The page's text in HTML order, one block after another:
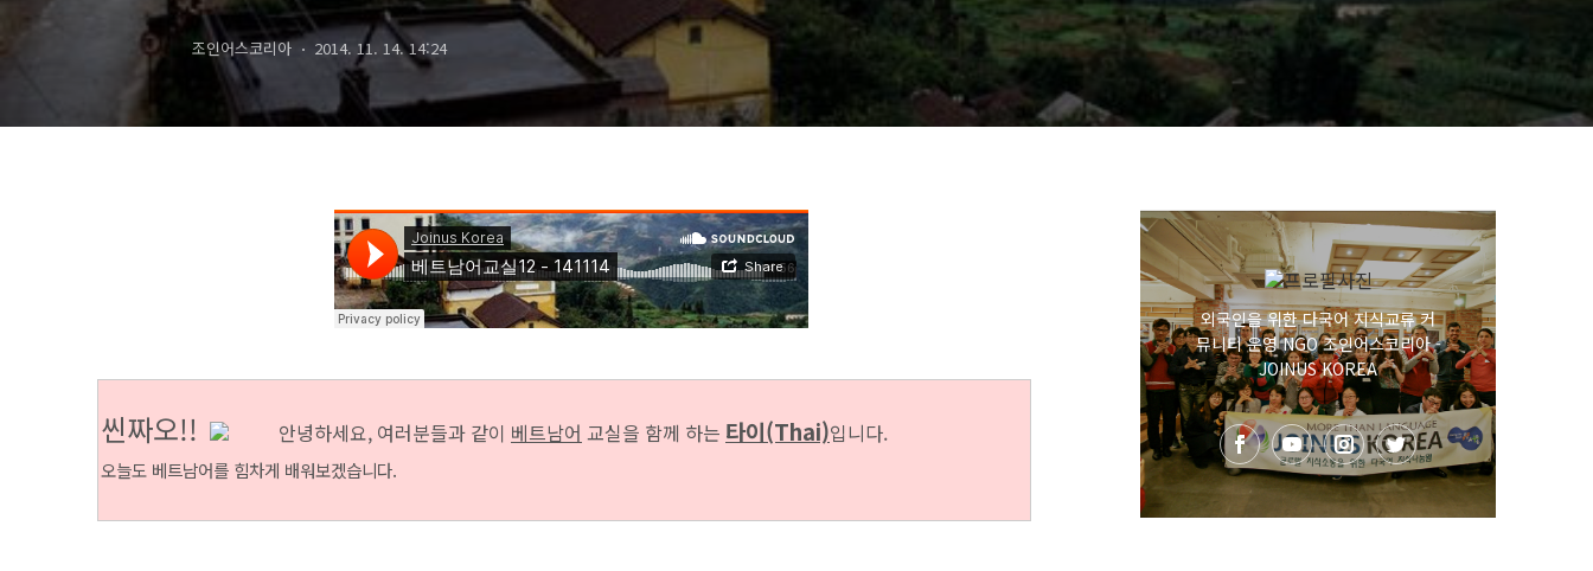
조인어스코리아 2014. 11. 14. 14:24
씬짜오!! 안녕하세요, 여러분들과 같이 베트남어 교실을 함께 하는 타이(Thai)입니다.
오늘도 베트남어를 힘차게 배워보겠습니다.
외국인을 위한 다국어 지식교류 커
뮤니티 운영 NGO 조인어스코리아 -
JOINUS KOREA